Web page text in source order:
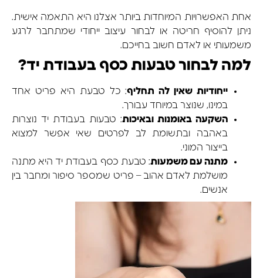
אחת האפשרויות המיוחדות ביותר אצלנו היא התאמה אישית.
ניתן להוסיף חריטה או לבחור עיצוב ייחודי שמתחבר לרגע
משמעותי או לאדם חשוב בחייכם.
למה לבחור טבעות כסף בעבודת יד?
ייחודיות שאין לה תחליף: כל טבעת היא פריט אחד
במינו, שנוצר במיוחד עבורך.
השקעה באומנות ובאיכות: טבעות בעבודת יד נוצרות
באהבה ובתשומת לב לפרטים שאי אפשר למצוא
בייצור המוני.
מתנה עם משמעות: טבעת כסף בעבודת יד היא מתנה
מושלמת לאדם אהוב – פריט שמספר סיפור ומחבר בין
אנשים.